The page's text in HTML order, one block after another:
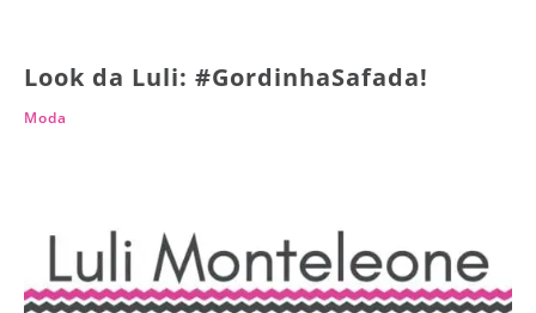
Look da Luli: #GordinhaSafada!
Moda